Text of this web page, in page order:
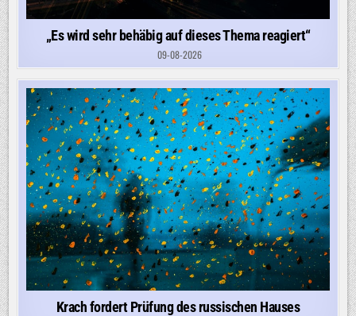
„Es wird sehr behäbig auf dieses Thema reagiert“
09-08-2026
Krach fordert Prüfung des russischen Hauses